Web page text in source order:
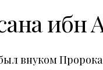
ибн
внуком